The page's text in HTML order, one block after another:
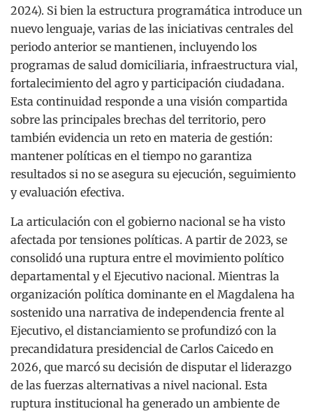
2024). Si bien la estructura programática introduce un
nuevo lenguaje, varias de las iniciativas centrales del
periodo anterior se mantienen, incluyendo los
programas de salud domiciliaria, infraestructura vial,
fortalecimiento del agro y participación ciudadana.
Esta continuidad responde a una visión compartida
sobre las principales brechas del territorio, pero
también evidencia un reto en materia de gestión:
mantener políticas en el tiempo no garantiza
resultados si no se asegura su ejecución, seguimiento
y evaluación efectiva.
La articulación con el gobierno nacional se ha visto
afectada por tensiones políticas. A partir de 2023, se
consolidó una ruptura entre el movimiento político
departamental y el Ejecutivo nacional. Mientras la
organización política dominante en el Magdalena ha
sostenido una narrativa de independencia frente al
Ejecutivo, el distanciamiento se profundizó con la
precandidatura presidencial de Carlos Caicedo en
2026, que marcó su decisión de disputar el liderazgo
de las fuerzas alternativas a nivel nacional. Esta
ruptura institucional ha generado un ambiente de